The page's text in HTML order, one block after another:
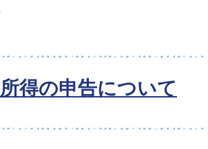
得の申告について